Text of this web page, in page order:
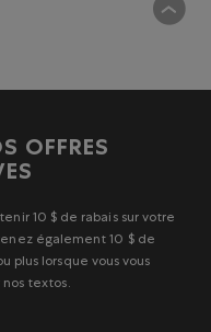
OFFRES
10 $ de rabais sur votre
également 10 $ de
plus lorsque vous vous
nos textos.